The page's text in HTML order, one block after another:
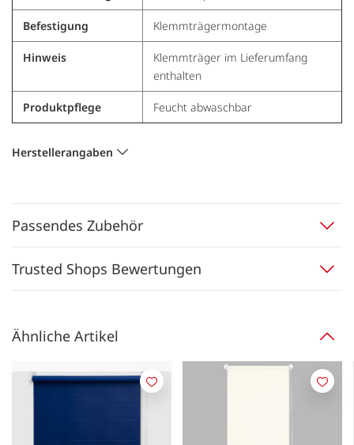
Befestigung Klemmträgermontage
Hinweis
Klemmträger im Lieferumfang
enthalten
Produktpflege Feucht abwaschbar
Herstellerangaben
Passendes Zubehör
Trusted Shops Bewertungen
Ähnliche Artikel
Merken